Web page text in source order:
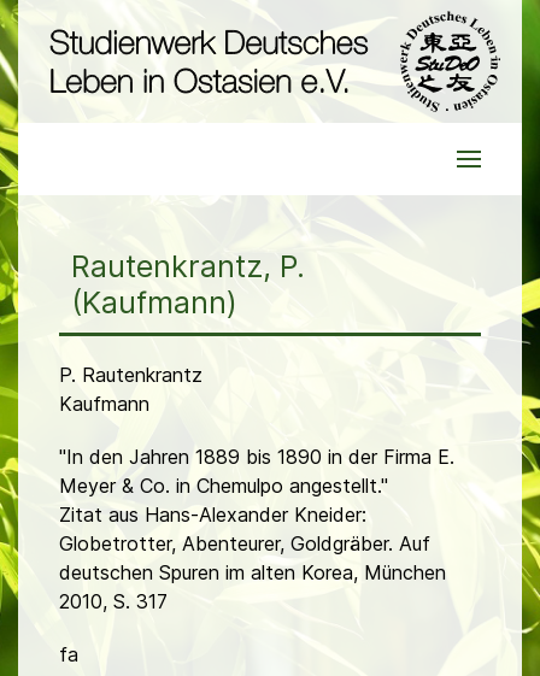
Rautenkrantz, P.
(Kaufmann)
P. Rautenkrantz
Kaufmann
"In den Jahren 1889 bis 1890 in der Firma E.
Meyer & Co. in Chemulpo angestellt."
Zitat aus Hans-Alexander Kneider:
Globetrotter, Abenteurer, Goldgräber. Auf
deutschen Spuren im alten Korea, München
2010, S. 317
fa